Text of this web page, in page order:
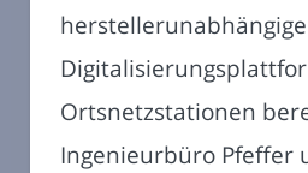
herstellerunabhängige
Ortsnetzstationen
Ingenieurbüro Pfeffer